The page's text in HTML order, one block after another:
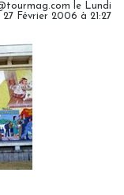
le Lundi
27 Février 2006 à 21:27